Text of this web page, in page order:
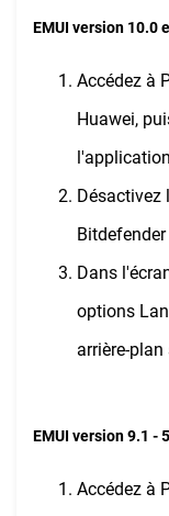
EMUI version 10.0
Accédez à
Huawei,
Désactivez
Dans
options
arrière-
EMUI version 9.1 -
Accédez à